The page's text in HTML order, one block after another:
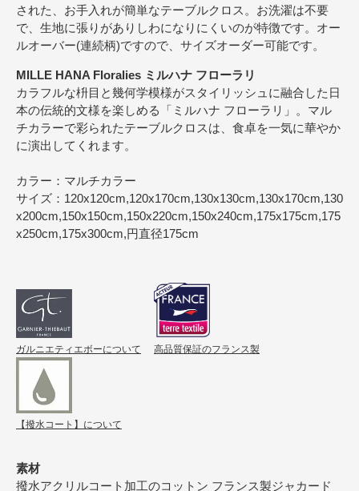
された、お手入れが簡単なテーブルクロス。お洗濯は不要
で、生地に張りがありしわになりにくいのが特徴です。オー
ルオーバー(連続柄)ですので、サイズオーダー可能です。
MILLE HANA Floralies ミルハナ フローラリ
カラフルな枡目と幾何学模様がスタイリッシュに融合した日
本の伝統的文様を楽しめる「ミルハナ フローラリ」。マル
チカラーで彩られたテーブルクロスは、食卓を一気に華やか
に演出してくれます。
カラー：マルチカラー
サイズ：120x120cm,120x170cm,130x130cm,130x170cm,130
x200cm,150x150cm,150x220cm,150x240cm,175x175cm,175
x250cm,175x300cm,円直径175cm
ガルニエティエボーについて 高品質保証のフランス製
【撥水コート】について
素材
撥水アクリルコート加工のコットン フランス製ジャカード